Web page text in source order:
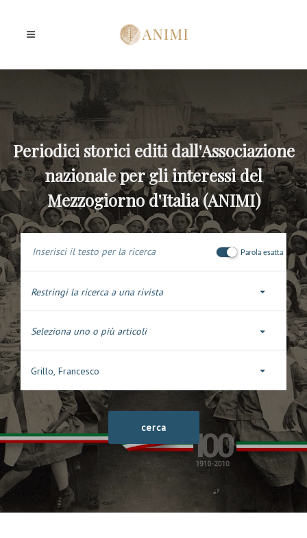
Periodici storici editi dall'Associazione
nazionale per gli interessi del
Mezzogiorno d'Italia (ANIMI)
Parola esatta
Restringi la ricerca a una rivista
Seleziona uno o più articoli
Grillo, Francesco